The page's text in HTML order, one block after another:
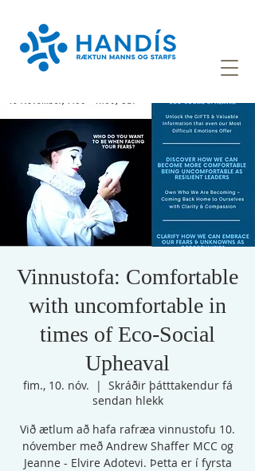
Vinnustofa: Comfortable
with uncomfortable in
times of Eco-Social
Upheaval
fim., 10. nóv.
  |
Skráðir þátttakendur fá
sendan hlekk
Við ætlum að hafa rafræa vinnustofu 10.
nóvember með Andrew Shaffer MCC og
Jeanne - Elvire Adotevi. Þetta er í fyrsta